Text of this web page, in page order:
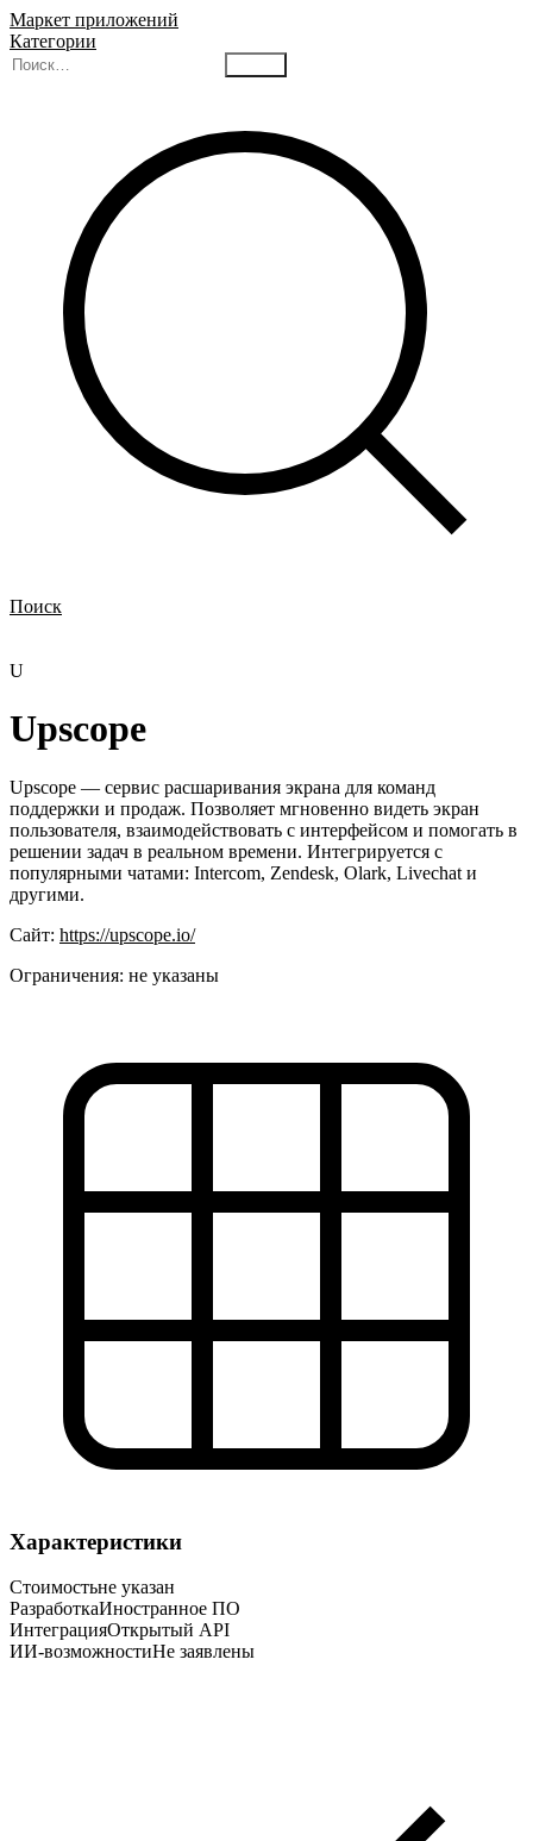
Маркет приложений
Категории
Поиск
U
Upscope
Upscope — сервис расшаривания экрана для команд
поддержки и продаж. Позволяет мгновенно видеть экран
пользователя, взаимодействовать с интерфейсом и помогать в
решении задач в реальном времени. Интегрируется с
популярными чатами: Intercom, Zendesk, Olark, Livechat и
другими.
Сайт: https://upscope.io/
Ограничения: не указаны
Характеристики
Стоимостьне указан
РазработкаИностранное ПО
ИнтеграцияОткрытый API
ИИ-возможностиНе заявлены